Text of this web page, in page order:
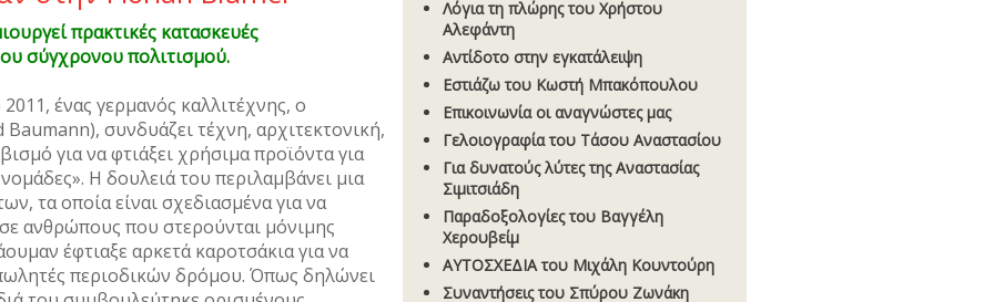
πρακτικές κατασκευές
σύγχρονου πολιτισµού.
ένας γερµανός καλλιτέχνης, ο
συνδυάζει τέχνη, αρχιτεκτονική,
για να φτιάξει χρήσιµα προϊόντα για
Η δουλειά του περιλαµβάνει µια
τα οποία είναι σχεδιασµένα για να
ανθρώπους που στερούνται µόνιµης
έφτιαξε αρκετά καροτσάκια για να
περιοδικών δρόµου. Όπως δηλώνει
Λόγια τη πλώρης του Χρήστου
Αλεφάντη
Αντίδοτο στην εγκατάλειψη
Εστιάζω του Κωστή Μπακόπουλου
Επικοινωνία οι αναγνώστες μας
Γελοιογραφία του Τάσου Αναστασίου
Για δυνατούς λύτες της Αναστασίας
Σιµιτσιάδη
Παραδοξολογίες του Βαγγέλη
Χερουβείμ
ΑΥΤΟΣΧΕΔΙΑ του Μιχάλη Κουντούρη
Συναντήσεις του Σπύρου Ζωνάκη